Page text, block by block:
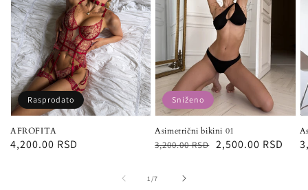
AFROFITA
Redovna
4,200.00 RSD
Rasprodato
Asimetrični bikini 01
Redovna
3,200.00 RSD
Snižena
2,500.00 RSD
Sniženo
1 /
od7